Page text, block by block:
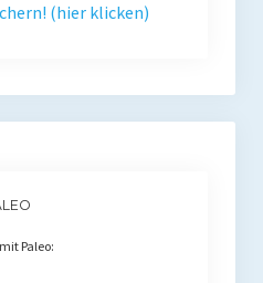
(hier klicken)
Paleo: